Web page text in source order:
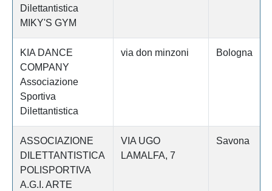
Dilettantistica
MIKY'S GYM
KIA DANCE
COMPANY
Associazione
Sportiva
Dilettantistica
via don minzoni Bologna
ASSOCIAZIONE
DILETTANTISTICA
POLISPORTIVA
A.G.I. ARTE
VIA UGO
LAMALFA, 7
Savona